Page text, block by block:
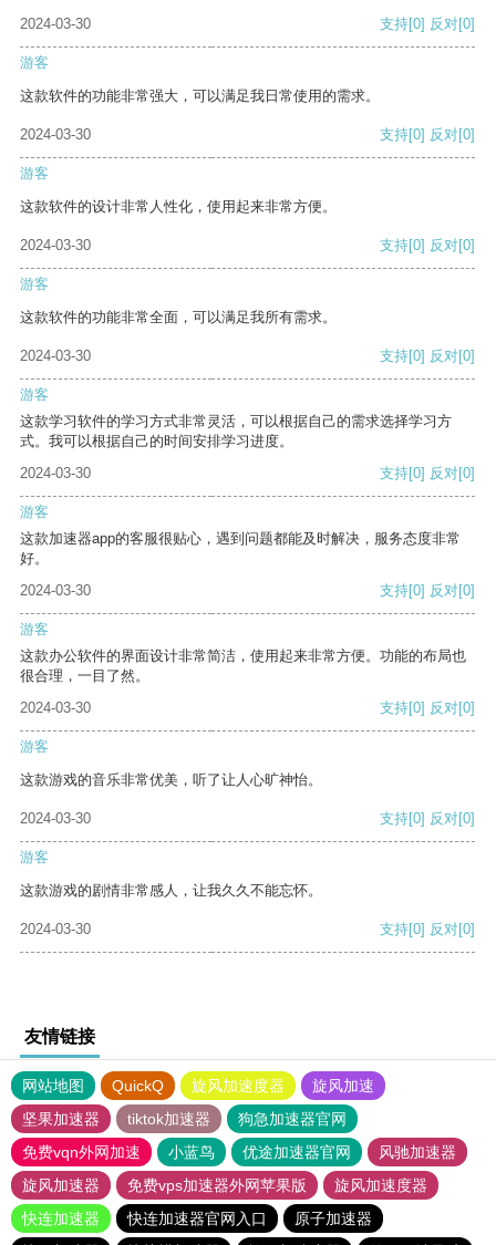
2024-03-30 支持[0] 反对[0]
游客
这款软件的功能非常强大，可以满足我日常使用的需求。
2024-03-30 支持[0] 反对[0]
游客
这款软件的设计非常人性化，使用起来非常方便。
2024-03-30 支持[0] 反对[0]
游客
这款软件的功能非常全面，可以满足我所有需求。
2024-03-30 支持[0] 反对[0]
游客
这款学习软件的学习方式非常灵活，可以根据自己的需求选择学习方
式。我可以根据自己的时间安排学习进度。
2024-03-30
支持[0] 反对[0]
游客
这款加速器app的客服很贴心，遇到问题都能及时解决，服务态度非常
好。
2024-03-30
支持[0] 反对[0]
游客
这款办公软件的界面设计非常简洁，使用起来非常方便。功能的布局也
很合理，一目了然。
2024-03-30
支持[0] 反对[0]
游客
这款游戏的音乐非常优美，听了让人心旷神怡。
2024-03-30 支持[0] 反对[0]
游客
这款游戏的剧情非常感人，让我久久不能忘怀。
2024-03-30 支持[0] 反对[0]
友情链接
网站地图 QuickQ 旋风加速度器
旋风加速
坚果加速器
tiktok加速器
狗急加速器官网
免费vqn外网加速
小蓝鸟 优途加速器官网
风驰加速器
旋风加速器
免费vps加速器外网苹果版
旋风加速度器
快连加速器
快连加速器官网入口
原子加速器